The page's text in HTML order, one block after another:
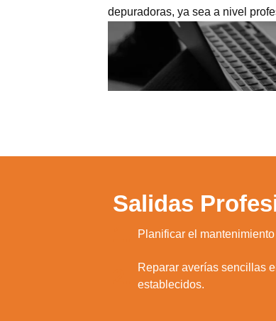
depuradoras, ya sea a nivel
Salidas
Planificar el
Reparar averías sencillas
establecidos.